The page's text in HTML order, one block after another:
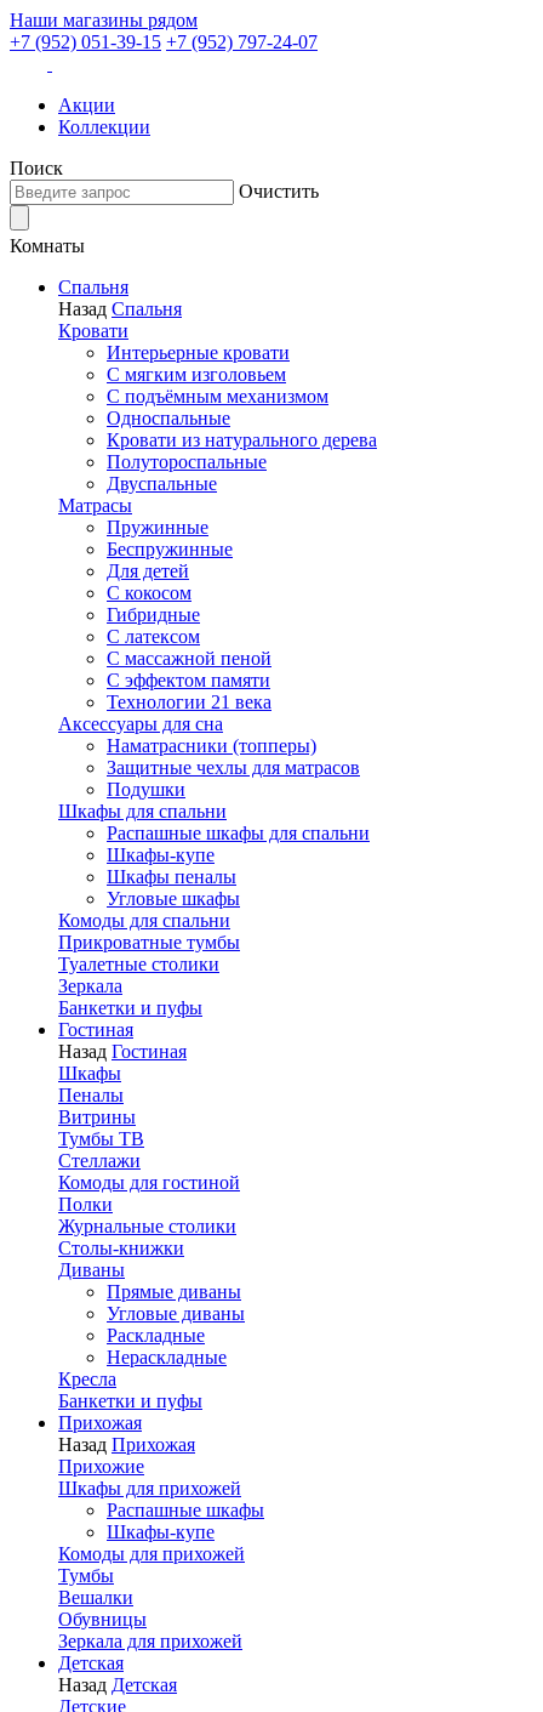
Наши магазины рядом
+7 (952) 051-39-15 +7 (952) 797-24-07
Акции
Коллекции
Поиск
Очистить
Комнаты
Спальня
Назад Спальня
Кровати
Интерьерные кровати
С мягким изголовьем
С подъёмным механизмом
Односпальные
Кровати из натурального дерева
Полутороспальные
Двуспальные
Матрасы
Пружинные
Беспружинные
Для детей
C кокосом
Гибридные
С латексом
С массажной пеной
С эффектом памяти
Технологии 21 века
Аксессуары для сна
Наматрасники (топперы)
Защитные чехлы для матрасов
Подушки
Шкафы для спальни
Распашные шкафы для спальни
Шкафы-купе
Шкафы пеналы
Угловые шкафы
Комоды для спальни
Прикроватные тумбы
Туалетные столики
Зеркала
Банкетки и пуфы
Гостиная
Назад Гостиная
Шкафы
Пеналы
Витрины
Тумбы ТВ
Стеллажи
Комоды для гостиной
Полки
Журнальные столики
Столы-книжки
Диваны
Прямые диваны
Угловые диваны
Раскладные
Нераскладные
Кресла
Банкетки и пуфы
Прихожая
Назад Прихожая
Прихожие
Шкафы для прихожей
Распашные шкафы
Шкафы-купе
Комоды для прихожей
Тумбы
Вешалки
Обувницы
Зеркала для прихожей
Детская
Назад Детская
Детские